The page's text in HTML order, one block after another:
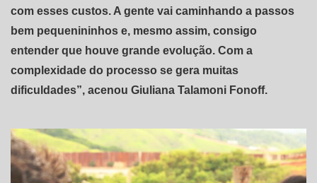
com esses custos. A gente vai caminhando a passos
bem pequenininhos e, mesmo assim, consigo
entender que houve grande evolução. Com a
complexidade do processo se gera muitas
dificuldades”, acenou Giuliana Talamoni Fonoff.